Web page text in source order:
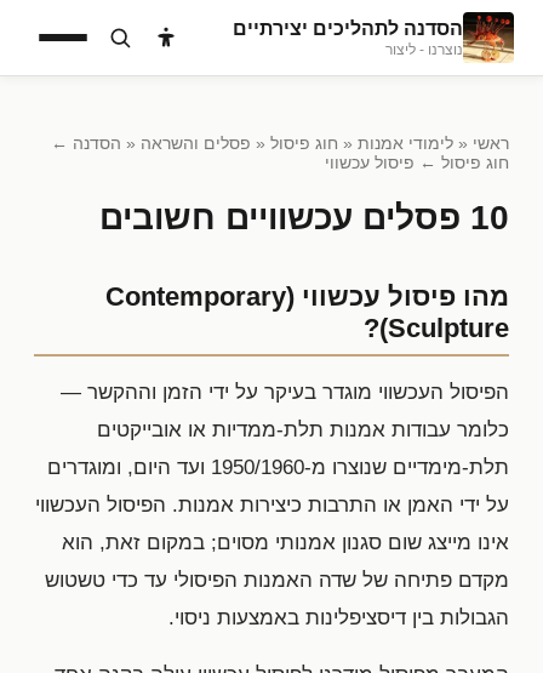
הסדנה לתהליכים יצירתיים
נוצרנו - ליצור
ראשי « לימודי אמנות « חוג פיסול « פסלים והשראה « הסדנה ←
חוג פיסול ← פיסול עכשווי
10 פסלים עכשוויים חשובים
מהו פיסול עכשווי (Contemporary
Sculpture)?
הפיסול העכשווי מוגדר בעיקר על ידי הזמן וההקשר —
כלומר עבודות אמנות תלת-ממדיות או אובייקטים
תלת-מימדיים שנוצרו מ-1950/1960 ועד היום, ומוגדרים
על ידי האמן או התרבות כיצירות אמנות. הפיסול העכשווי
אינו מייצג שום סגנון אמנותי מסוים; במקום זאת, הוא
מקדם פתיחה של שדה האמנות הפיסולי עד כדי טשטוש
הגבולות בין דיסציפלינות באמצעות ניסוי.